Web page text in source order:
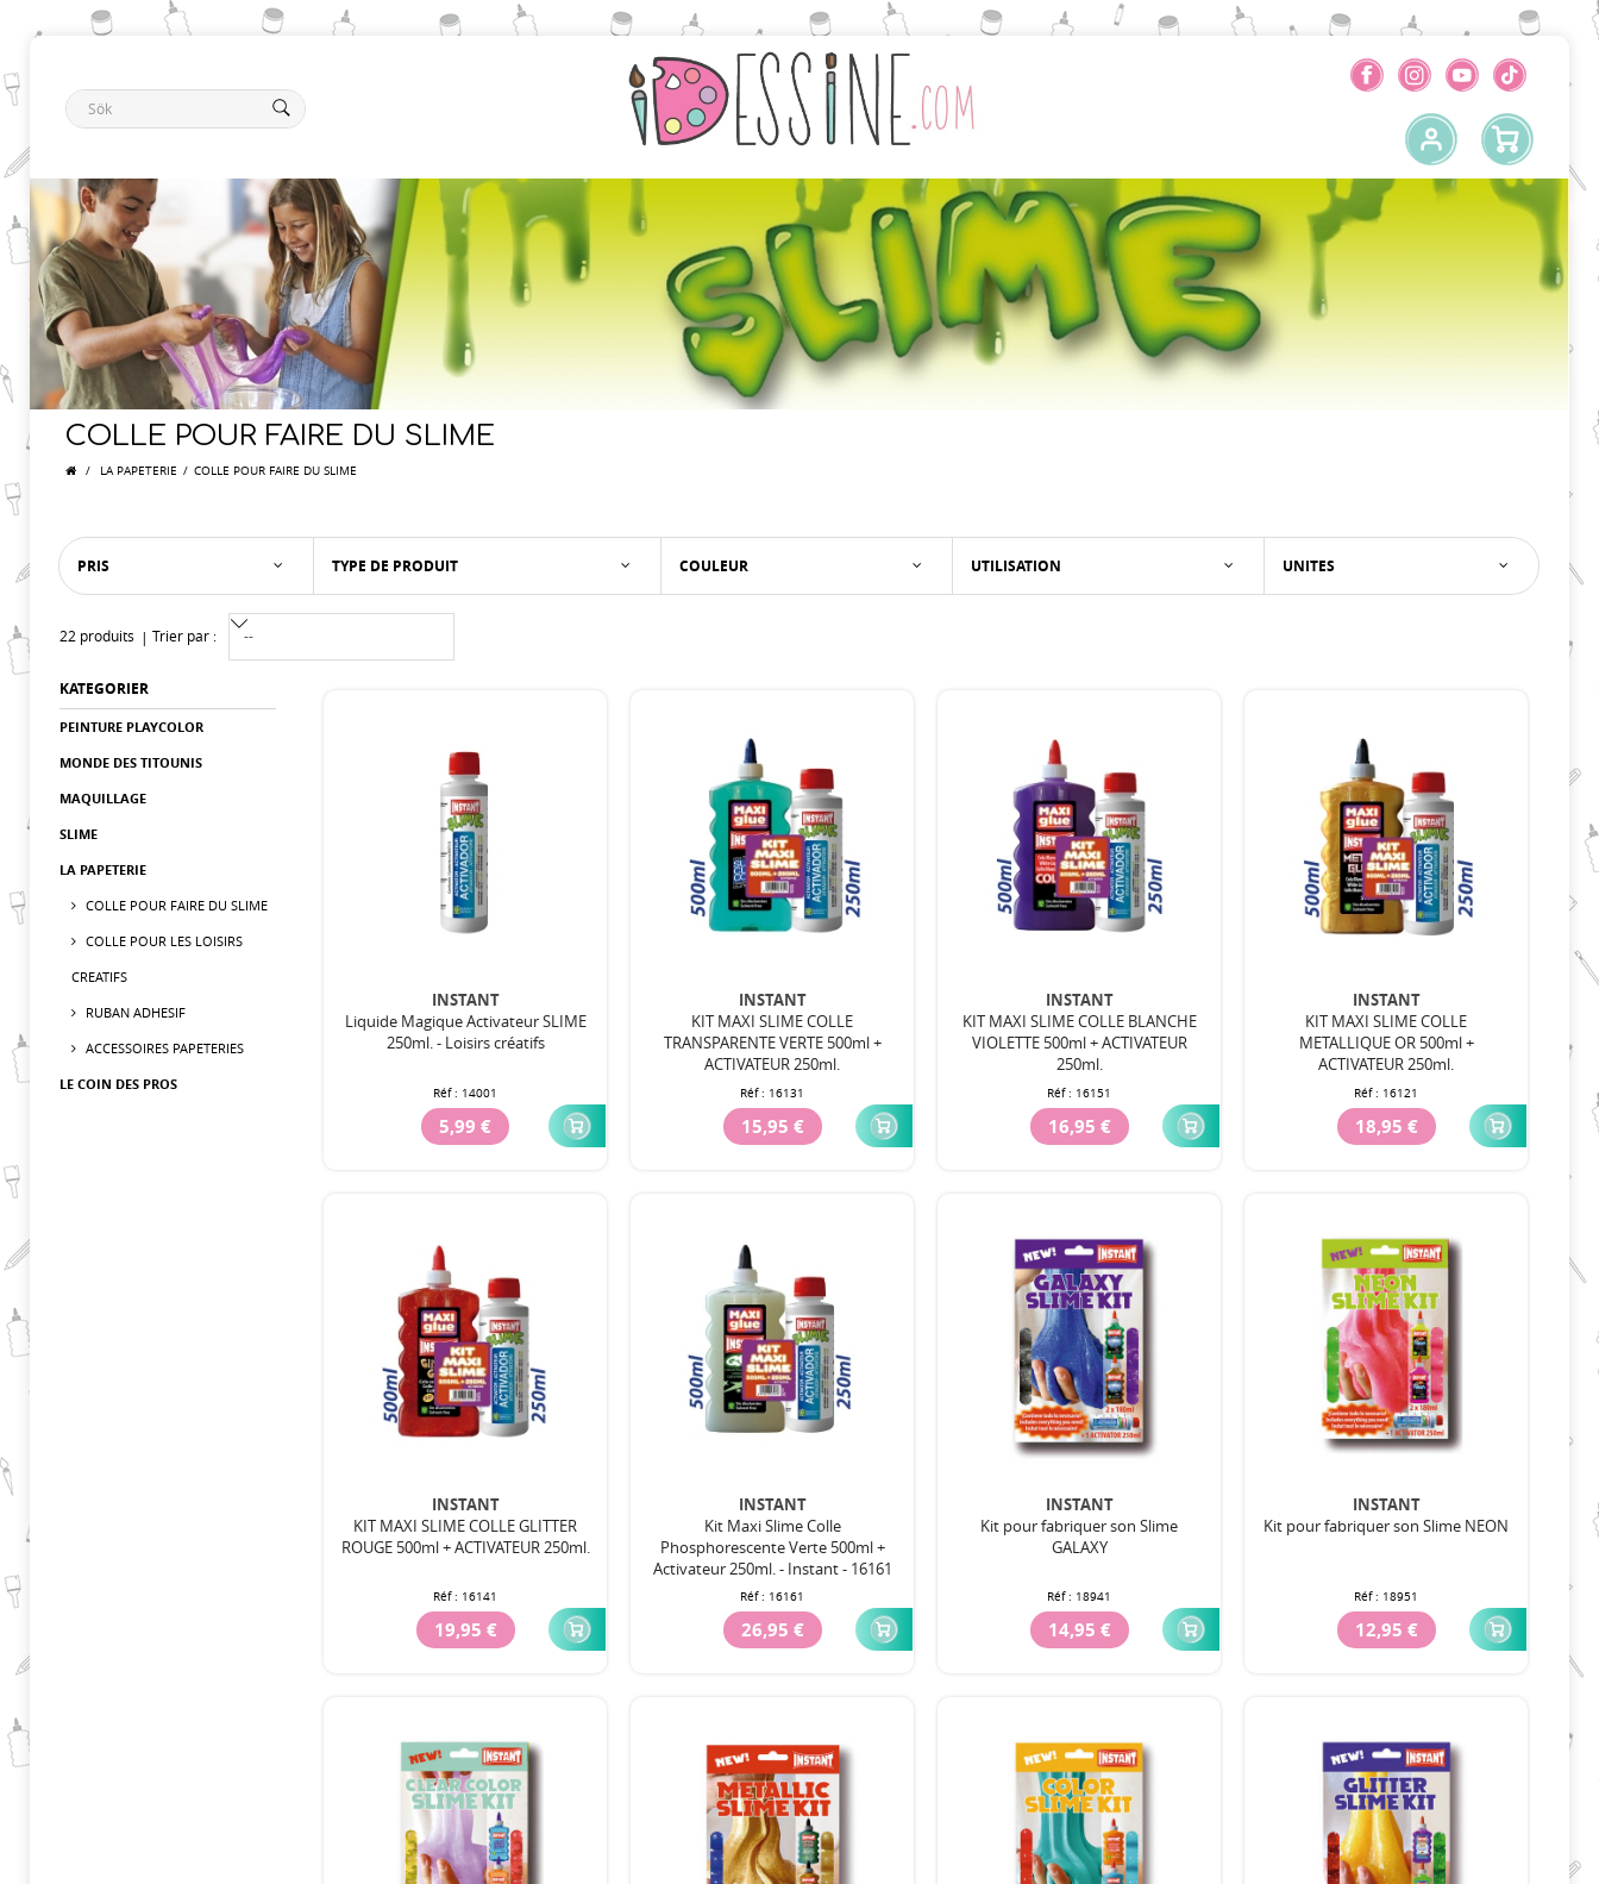
COLLE POUR FAIRE DU SLIME
/ LA PAPETERIE / COLLE POUR FAIRE DU SLIME
PRIS TYPE DE PRODUIT COULEUR UTILISATION UNITES
22 produits Trier par :
KATEGORIER
PEINTURE PLAYCOLOR
MONDE DES TITOUNIS
MAQUILLAGE
SLIME
LA PAPETERIE
COLLE POUR FAIRE DU SLIME
COLLE POUR LES LOISIRS
CREATIFS
RUBAN ADHESIF
ACCESSOIRES PAPETERIES
LE COIN DES PROS
INSTANT
Liquide Magique Activateur SLIME
250ml. - Loisirs créatifs
Réf : 14001
5,99 €
INSTANT
KIT MAXI SLIME COLLE
TRANSPARENTE VERTE 500ml +
ACTIVATEUR 250ml.
Réf : 16131
15,95 €
INSTANT
KIT MAXI SLIME COLLE BLANCHE
VIOLETTE 500ml + ACTIVATEUR
250ml.
Réf : 16151
16,95 €
INSTANT
KIT MAXI SLIME COLLE
METALLIQUE OR 500ml +
ACTIVATEUR 250ml.
Réf : 16121
18,95 €
INSTANT
KIT MAXI SLIME COLLE GLITTER
ROUGE 500ml + ACTIVATEUR 250ml.
Réf : 16141
19,95 €
INSTANT
Kit Maxi Slime Colle
Phosphorescente Verte 500ml +
Activateur 250ml. - Instant - 16161
Réf : 16161
26,95 €
INSTANT
Kit pour fabriquer son Slime
GALAXY
Réf : 18941
14,95 €
INSTANT
Kit pour fabriquer son Slime NEON
Réf : 18951
12,95 €